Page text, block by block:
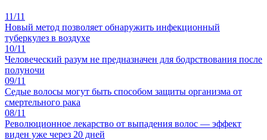
11/11
Новый метод позволяет обнаружить инфекционный
туберкулез в воздухе
10/11
Человеческий разум не предназначен для бодрствования после
полуночи
09/11
Седые волосы могут быть способом защиты организма от
смертельного рака
08/11
Революционное лекарство от выпадения волос — эффект
виден уже через 20 дней